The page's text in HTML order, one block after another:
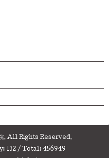
. All Rights Reserved.
132 / Total: 456949